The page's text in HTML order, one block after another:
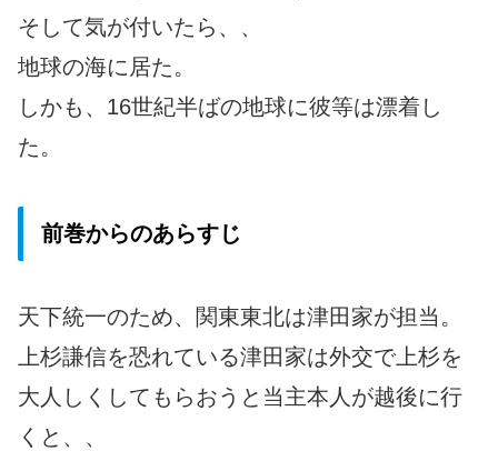
そして気が付いたら、、
地球の海に居た。
しかも、16世紀半ばの地球に彼等は漂着し
た。
前巻からのあらすじ
天下統一のため、関東東北は津田家が担当。
上杉謙信を恐れている津田家は外交で上杉を
大人しくしてもらおうと当主本人が越後に行
くと、、